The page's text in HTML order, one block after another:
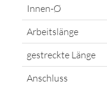
Innen-Ø
Arbeitslänge
gestreckte Länge
Anschluss